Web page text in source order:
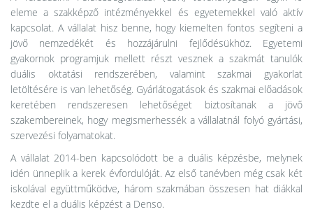
eleme a szakképző intézményekkel és egyetemekkel való aktív
kapcsolat. A vállalat hisz benne, hogy kiemelten fontos segíteni a
jövő nemzedékét és hozzájárulni fejlődésükhöz. Egyetemi
gyakornok programjuk mellett részt vesznek a szakmát tanulók
duális oktatási rendszerében, valamint szakmai gyakorlat
letöltésére is van lehetőség. Gyárlátogatások és szakmai előadások
keretében rendszeresen lehetőséget biztosítanak a jövő
szakembereinek, hogy megismerhessék a vállalatnál folyó gyártási,
szervezési folyamatokat.
A vállalat 2014-ben kapcsolódott be a duális képzésbe, melynek
idén ünneplik a kerek évfordulóját. Az első tanévben még csak két
iskolával együttműködve, három szakmában összesen hat diákkal
kezdte el a duális képzést a Denso.